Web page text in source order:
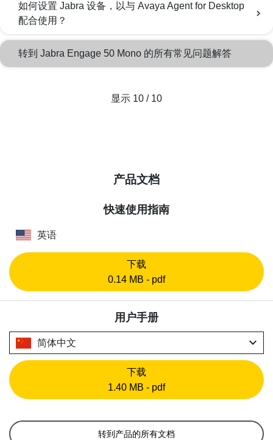
如何设置 Jabra 设备，以与 Avaya Agent for Desktop
配合使用？
chevron_right
转到 Jabra Engage 50 Mono 的所有常见问题解答
显示 10 / 10
产品文档
快速使用指南
英语
下载
0.14 MB - pdf
用户手册
简体中文 expand_more
下载
1.40 MB - pdf
转到产品的所有文档